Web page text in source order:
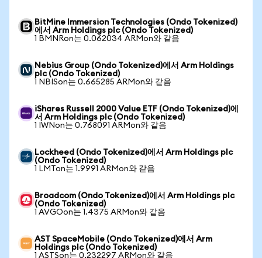
BitMine Immersion Technologies (Ondo Tokenized)
에서 Arm Holdings plc (Ondo Tokenized)
1 BMNRon는 0.062034 ARMon와 같음
Nebius Group (Ondo Tokenized)에서 Arm Holdings
plc (Ondo Tokenized)
1 NBISon는 0.665285 ARMon와 같음
iShares Russell 2000 Value ETF (Ondo Tokenized)에
서 Arm Holdings plc (Ondo Tokenized)
1 IWNon는 0.768091 ARMon와 같음
Lockheed (Ondo Tokenized)에서 Arm Holdings plc
(Ondo Tokenized)
1 LMTon는 1.9991 ARMon와 같음
Broadcom (Ondo Tokenized)에서 Arm Holdings plc
(Ondo Tokenized)
1 AVGOon는 1.4375 ARMon와 같음
AST SpaceMobile (Ondo Tokenized)에서 Arm
Holdings plc (Ondo Tokenized)
1 ASTSon는 0.232297 ARMon와 같음